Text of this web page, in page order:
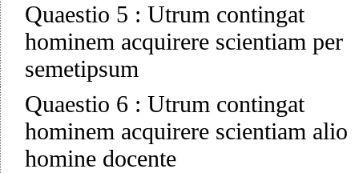
Quaestio 5 : Utrum contingat
hominem acquirere scientiam per
semetipsum
Quaestio 6 : Utrum contingat
hominem acquirere scientiam alio
homine docente